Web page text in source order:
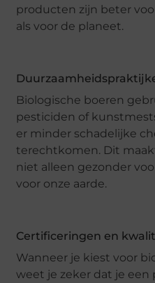
producten zijn beter
als voor de planeet.
Biologische boeren
pesticiden of
er minder schadelijke
terechtkomen. Dit
niet alleen gezonder
voor onze aarde.
Certificeringen en
Wanneer je kiest voor
weet je zeker dat je